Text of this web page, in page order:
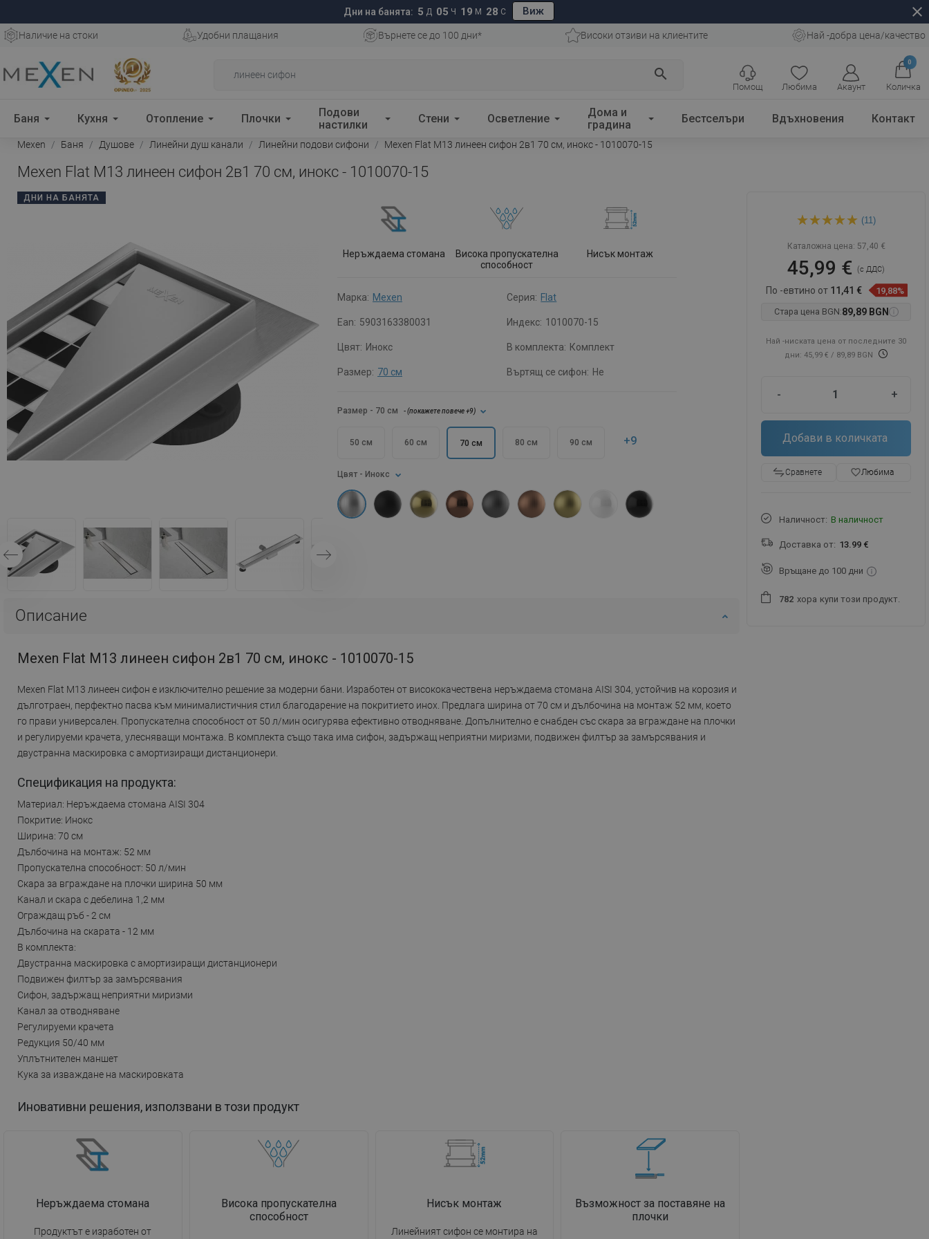
Дни на банята: 5 Д 05 Ч 19 М 27 С Виж close
Наличие на стоки Удобни плащания Върнете се до 100 дни* Високи отзиви на клиентите Най -добра цена/качество
search
Любима Акаунт
0
Количка
Помощ
Баня Кухня Отопление Плочки
Подови
настилки
Стени Осветление
Дома и
градина
Бестселъри Вдъхновения Контакт
Mexen Баня Душове Линейни душ канали Линейни подови сифони Mexen Flat M13 линеен сифон 2в1 70 см, инокс - 1010070-15
Mexen Flat M13 линеен сифон 2в1 70 см, инокс - 1010070-15
ДНИ НА БАНЯТА
Неръждаема стомана
Висока пропускателна
способност
Нисък монтаж
Марка: Mexen Серия: Flat
Ean: 5903163380031 Индекс: 1010070-15
Цвят: Инокс В комплекта: Комплект
Размер: 70 см Въртящ се сифон: Не
Размер - 70 см - (покажете повече+9)
50 см 60 см 70 см 80 см 90 см +9
Цвят - Инокс
Описание
Mexen Flat M13 линеен сифон 2в1 70 см, инокс - 1010070-15
Mexen Flat M13 линеен сифон е изключително решение за модерни бани. Изработен от висококачествена неръждаема стомана AISI 304, устойчив на корозия и
дълготраен, перфектно пасва към минималистичния стил благодарение на покритието иноx. Предлага ширина от 70 см и дълбочина на монтаж 52 мм, което
го прави универсален. Пропускателна способност от 50 л/мин осигурява ефективно отводняване. Допълнително е снабден със скара за вграждане на плочки
и регулируеми крачета, улесняващи монтажа. В комплекта също така има сифон, задържащ неприятни миризми, подвижен филтър за замърсявания и
двустранна маскировка с амортизиращи дистанционери.
Спецификация на продукта:
Материал: Неръждаема стомана AISI 304
Покритие: Инокс
Ширина: 70 см
Дълбочина на монтаж: 52 мм
Пропускателна способност: 50 л/мин
Скара за вграждане на плочки ширина 50 мм
Канал и скара с дебелина 1,2 мм
Ограждащ ръб - 2 см
Дълбочина на скарата - 12 мм
В комплекта:
Двустранна маскировка с амортизиращи дистанционери
Подвижен филтър за замърсявания
Сифон, задържащ неприятни миризми
Канал за отводняване
Регулируеми крачета
Редукция 50/40 мм
Уплътнителен маншет
Кука за изваждане на маскировката
Иновативни решения, използвани в този продукт
Неръждаема стомана
Продуктът е изработен от
Висока пропускателна
способност
Нисък монтаж
Линейният сифон се монтира на
Възможност за поставяне на
плочки
сифон 2в1 70 см, инокс -
(11)
Каталожна цена: 57,40 €
45,99 €(с ДДС)
По -евтино от 11,41 €
19,88%
Стара цена BGN:89,89 BGN
Най -ниската цена от последните 30
дни: 45,99 €/ 89,89 BGN
- +
Добави в количката
Сравнете favorite_borderЛюбима
Наличност: В наличност
Доставка от: 13.99 €
Връщане до 100 дни
782 хора купи този продукт.